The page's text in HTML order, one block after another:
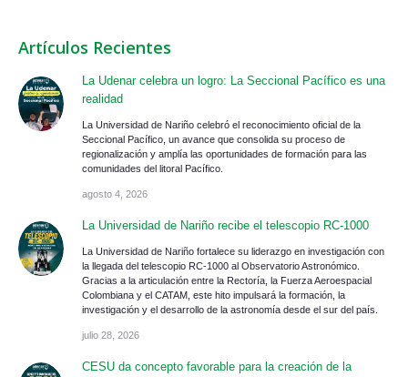
Artículos Recientes
La Udenar celebra un logro: La Seccional Pacífico es una
realidad
La Universidad de Nariño celebró el reconocimiento oficial de la
Seccional Pacífico, un avance que consolida su proceso de
regionalización y amplía las oportunidades de formación para las
comunidades del litoral Pacífico.
agosto 4, 2026
La Universidad de Nariño recibe el telescopio RC-1000
La Universidad de Nariño fortalece su liderazgo en investigación con
la llegada del telescopio RC-1000 al Observatorio Astronómico.
Gracias a la articulación entre la Rectoría, la Fuerza Aeroespacial
Colombiana y el CATAM, este hito impulsará la formación, la
investigación y el desarrollo de la astronomía desde el sur del país.
julio 28, 2026
CESU da concepto favorable para la creación de la